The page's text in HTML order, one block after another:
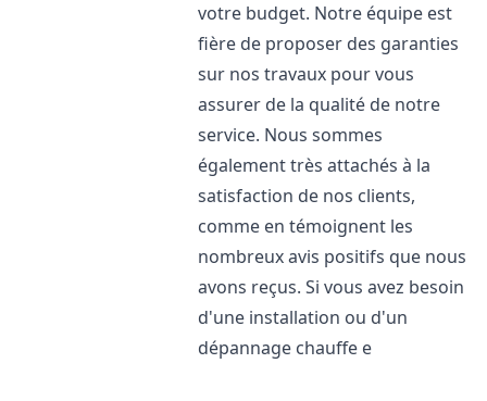
votre budget. Notre équipe est
fière de proposer des garanties
sur nos travaux pour vous
assurer de la qualité de notre
service. Nous sommes
également très attachés à la
satisfaction de nos clients,
comme en témoignent les
nombreux avis positifs que nous
avons reçus. Si vous avez besoin
d'une installation ou d'un
dépannage chauffe e